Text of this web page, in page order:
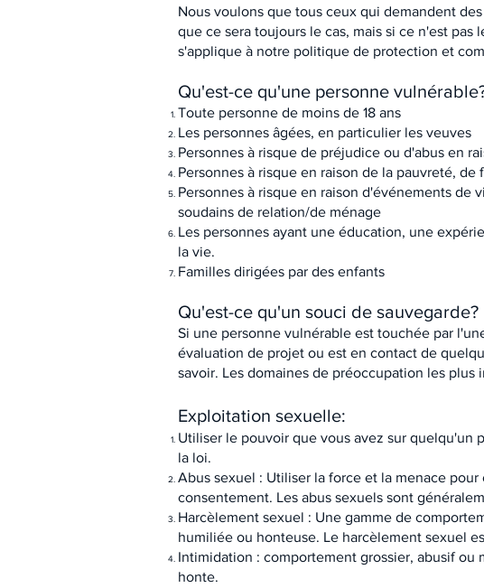
Nous voulons que tous ceux qui demandent
que ce sera toujours le cas, mais si ce n'est
s'applique à notre politique de protection et
Qu'est-ce qu'une personne
Toute personne de moins de 18 ans
Les personnes âgées, en particulier les veuves
Personnes à risque de préjudice ou d'abus en
Personnes à risque en raison de la pauvreté,
Personnes à risque en raison d'événements
soudains de relation/de ménage
Les personnes ayant une éducation, une
la vie.
Familles dirigées par des enfants
Qu'est-ce qu'un souci de sauvegarde?
Si une personne vulnérable est touchée par
évaluation de projet ou est en contact de
savoir. Les domaines de préoccupation les plus
Exploitation sexuelle:
Utiliser le pouvoir que vous avez sur quelqu'un
la loi.
Abus sexuel : Utiliser la force et la menace
consentement. Les abus sexuels sont
Harcèlement sexuel : Une gamme de
humiliée ou honteuse. Le harcèlement sexuel
Intimidation : comportement grossier, abusif
honte.